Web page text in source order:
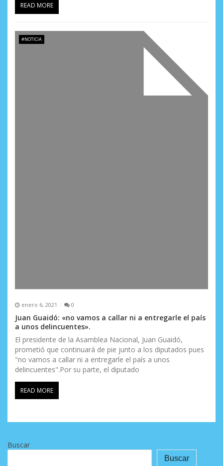
READ MORE
#NOTICIA
enero 6, 2021 0
Juan Guaidó: «no vamos a callar ni a entregarle el país
a unos delincuentes».
El presidente de la Asamblea Nacional, Juan Guaidó,
prometió que continuará de pie junto a los diputados pues
"no vamos a callar ni a entregarle el país a unos
delincuentes".Por su parte, el diputado
READ MORE
Buscar
Buscar